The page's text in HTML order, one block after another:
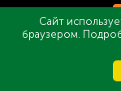
Сайт
браузером.